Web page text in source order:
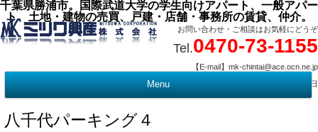
千葉県勝浦市。国際武道大学の学生向けアパート、一般アパー
ト、土地・建物の売買、戸建・店舗・事務所の賃貸、仲介。
お問い合わせ・ご相談はお気軽にどうぞ
Tel.0470-73-1155
【E-mail】mk-chintai@ace.ocn.ne.jp
【営業時間】09:00 ～ 17:15 【定 休 日】水曜・祭日
Menu
八千代パーキング４